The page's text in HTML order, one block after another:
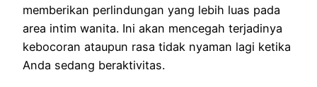
memberikan perlindungan yang lebih luas pada
area intim wanita. Ini akan mencegah terjadinya
kebocoran ataupun rasa tidak nyaman lagi ketika
Anda sedang beraktivitas.